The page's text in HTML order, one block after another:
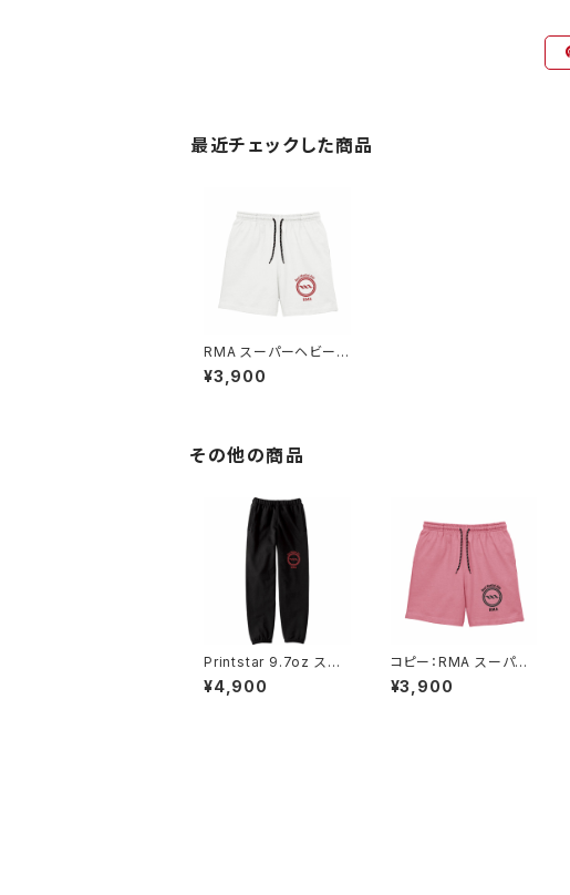
最近チェックした商品
RMA スーパーヘビーウ
エイトハーフパンツ
¥3,900
その他の商品
Printstar 9.7oz スタ
ンダードスウェットパン
ツ ブラック
¥4,900
コピー：RMA スーパー
ヘビーウエイトハーフパ
ンツ
¥3,900